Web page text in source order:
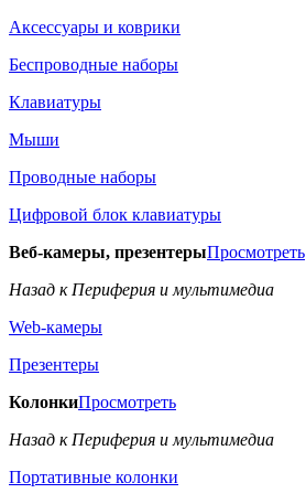
Аксессуары и коврики
Беспроводные наборы
Клавиатуры
Мыши
Проводные наборы
Цифровой блок клавиатуры
Веб-камеры, презентерыПросмотреть
Назад к Периферия и мультимедиа
Web-камеры
Презентеры
КолонкиПросмотреть
Назад к Периферия и мультимедиа
Портативные колонки